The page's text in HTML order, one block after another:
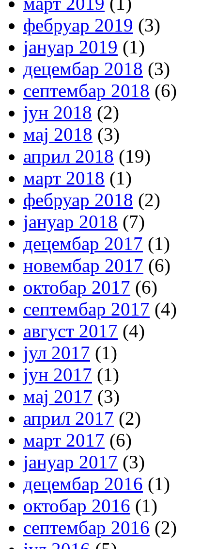
фебруар 2019 (3)
јануар 2019 (1)
децембар 2018 (3)
септембар 2018 (6)
јун 2018 (2)
мај 2018 (3)
април 2018 (19)
март 2018 (1)
фебруар 2018 (2)
јануар 2018 (7)
децембар 2017 (1)
новембар 2017 (6)
октобар 2017 (6)
септембар 2017 (4)
август 2017 (4)
јул 2017 (1)
јун 2017 (1)
мај 2017 (3)
април 2017 (2)
март 2017 (6)
јануар 2017 (3)
децембар 2016 (1)
октобар 2016 (1)
септембар 2016 (2)